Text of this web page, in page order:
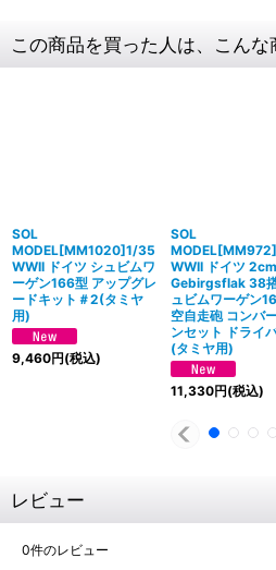
この商品を買った人は、こん
SOL
MODEL[MM1020]1/35
WWII ドイツ シュビムワ
ーゲン166型 アップグレ
ードキット＃2(タミヤ
用)
9,460円(税込)
SOL
WWII ドイツ 2cm
Gebirgsflak 38
ュビムワーゲン
空自走砲 コンバ
ンセット ドライ
(タミヤ用)
11,330円(税込)
レビュー
0件のレビュー